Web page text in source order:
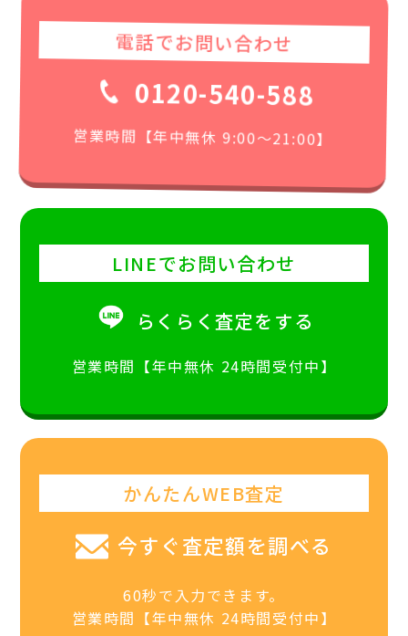
電話でお問い合わせ
0120-540-588
営業時間【年中無休 9:00〜21:00】
LINEでお問い合わせ
らくらく査定をする
営業時間【年中無休 24時間受付中】
かんたんWEB査定
今すぐ査定額を調べる
60秒で入力できます。
営業時間【年中無休 24時間受付中】